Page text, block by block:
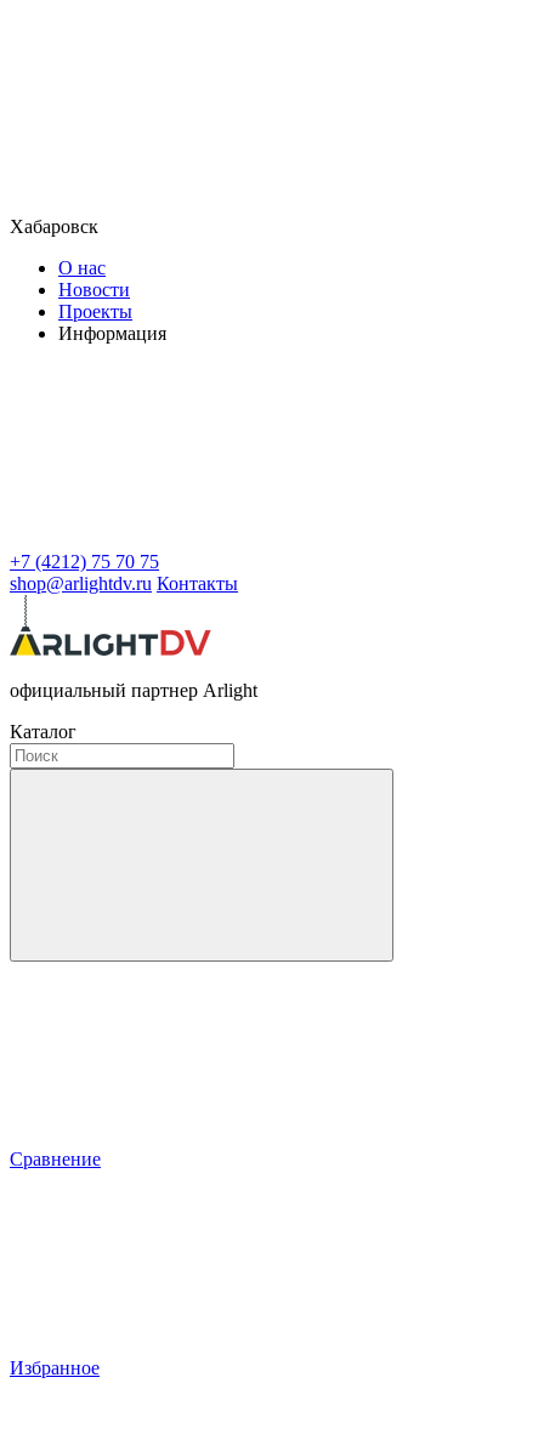
Хабаровск
О нас
Новости
Проекты
Информация
+7 (4212) 75 70 75
shop@arlightdv.ru Контакты
официальный партнер Arlight
Каталог
Сравнение
Избранное